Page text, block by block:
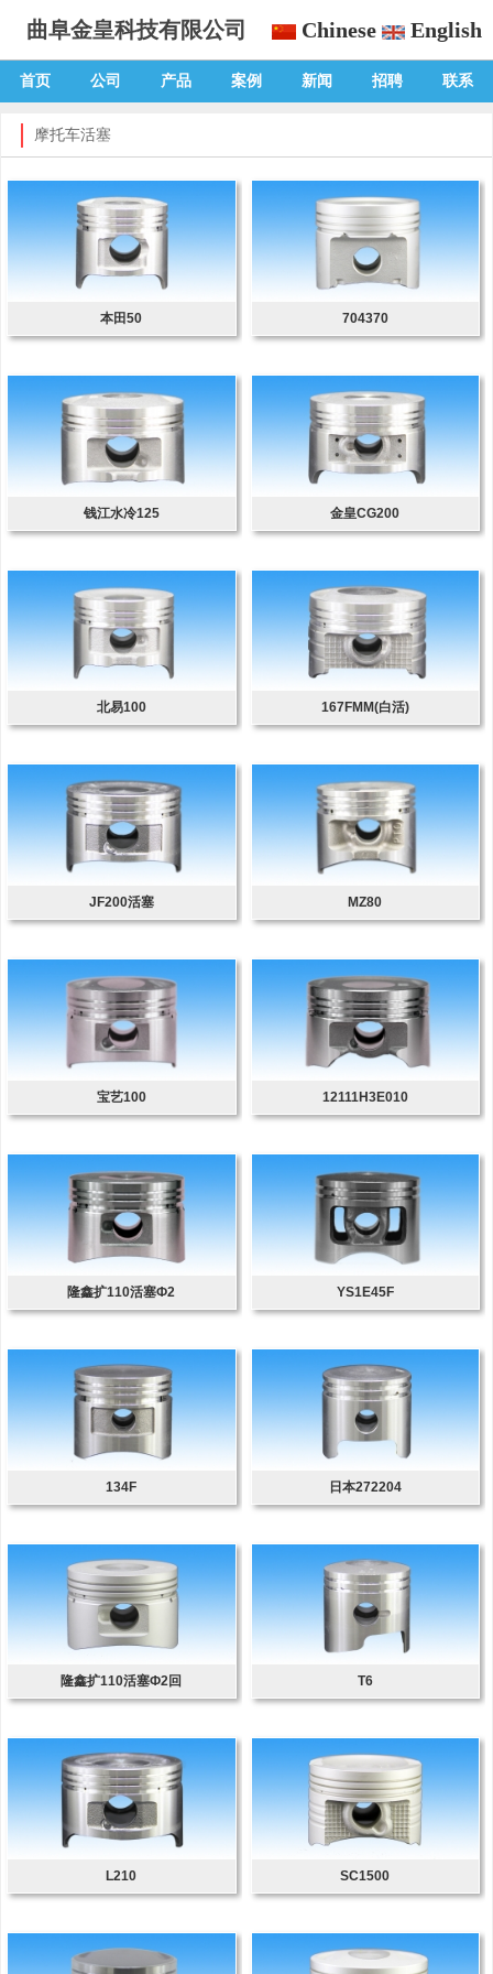
曲阜金皇科技有限公司 Chinese English
首页 公司 产品 案例 新闻 招聘 联系
摩托车活塞
本田50 704370
钱江水冷125 金皇CG200
北易100 167FMM(白活)
JF200活塞 MZ80
宝艺100 12111H3E010
隆鑫扩110活塞Ф2 YS1E45F
134F 日本272204
隆鑫扩110活塞Ф2回 T6
L210 SC1500